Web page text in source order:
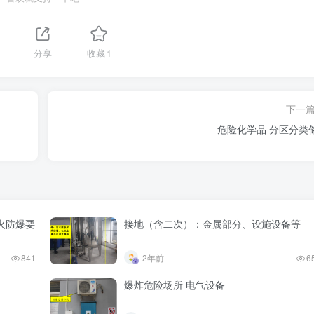
分享 收藏1
下一篇
危险化学品 分区
防爆要
841
接地（含二次）：金属部分、设施设备等
2年前
爆炸危险场所 电气设备